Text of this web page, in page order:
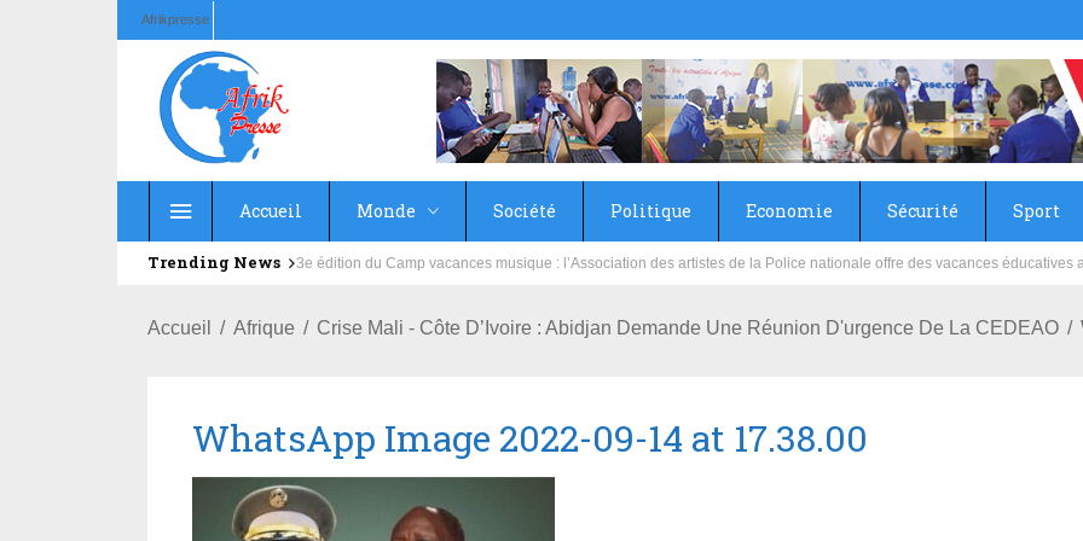
Afrikpresse
Accueil Monde Société Politique Economie Sécurité Sport
Trending News Education : la fédération de la Russie rénove les écoles primaire et collège du Camp Général Aboubacar Sangoulé
Accueil Afrique Crise Mali - Côte D’Ivoire : Abidjan Demande Une Réunion D'urgence De La CEDEAO
WhatsApp Image 2022-09-14 at 17.38.00